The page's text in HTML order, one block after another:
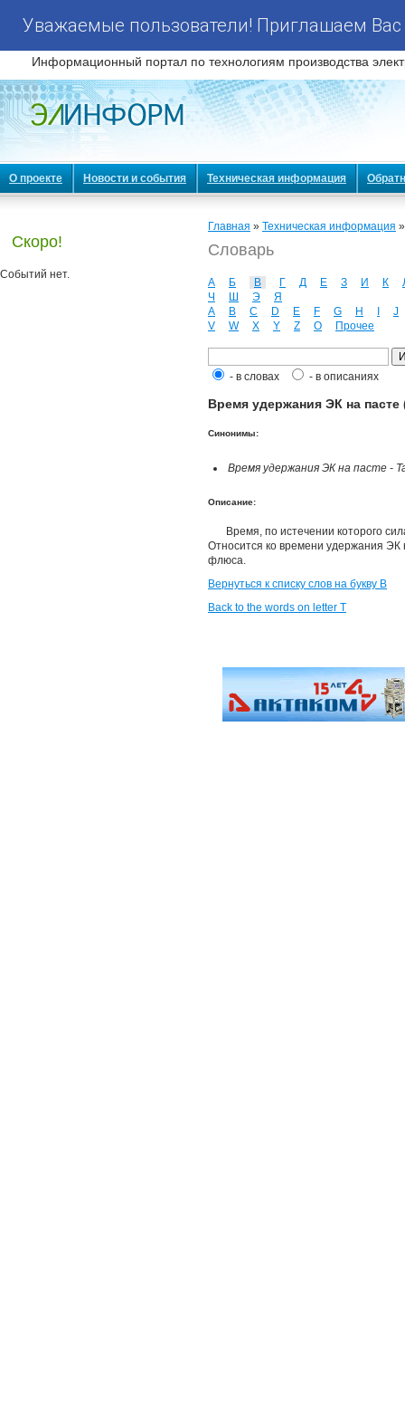
Уважаемые пользователи! Приглашаем
Информационный портал по технологиям производства
О проекте Новости и события Техническая информация
Скоро!
Событий нет.
Главная » Техническая информация
Словарь
А Б В Г Д Е З И К
Ч
Ш Э
Я
A
B C D E F G H
J
V
W X Y Z О Прочее
- в словах - в описаниях
Время удержания ЭК на пасте
Синонимы:
Время удержания ЭК на пасте -
Описание:
Время, по истечении которого
Относится ко времени удержания ЭК
флюса.
Вернуться к списку слов на букву В
Back to the words on letter T